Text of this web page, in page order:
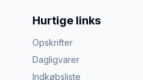
Hurtige links
Opskrifter
Dagligvarer
Indkøbsliste